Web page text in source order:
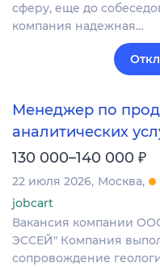
сферу, еще до
компания надежная…
Менеджер по
аналитических
130 000–140 000 ₽
22 июля 2026 Москва
jobcart
Вакансия компании
ЭССЕЙ" Компания
сопровождение